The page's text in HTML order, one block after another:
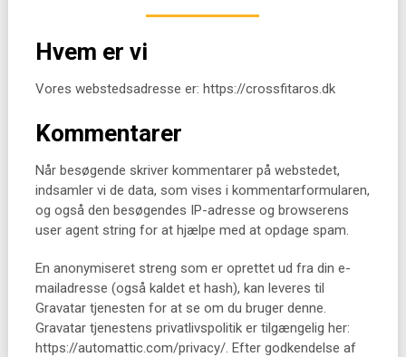
Hvem er vi
Vores webstedsadresse er: https://crossfitaros.dk
Kommentarer
Når besøgende skriver kommentarer på webstedet,
indsamler vi de data, som vises i kommentarformularen,
og også den besøgendes IP-adresse og browserens
user agent string for at hjælpe med at opdage spam.
En anonymiseret streng som er oprettet ud fra din e-
mailadresse (også kaldet et hash), kan leveres til
Gravatar tjenesten for at se om du bruger denne.
Gravatar tjenestens privatlivspolitik er tilgængelig her:
https://automattic.com/privacy/. Efter godkendelse af